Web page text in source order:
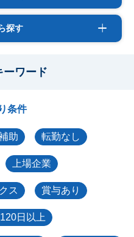
探す
ーワード
条件
助 転勤なし
上場企業
ス 賞与あり
日以上